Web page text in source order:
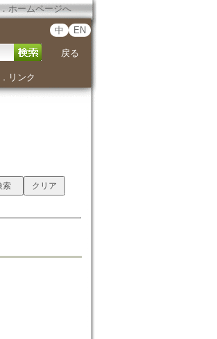
． ホームページへ
中 EN
戻る
． リンク